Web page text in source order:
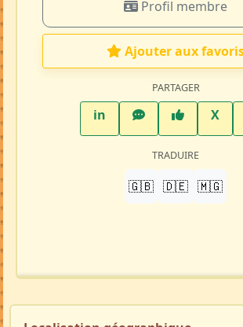
Profil membre
Ajouter aux
PARTAGER
inLinkedInWhatsAppFacebook
X
TRADUIRE
🇬🇧 🇩🇪 🇲🇬